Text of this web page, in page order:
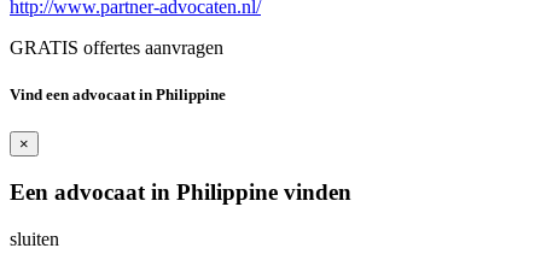
http://www.partner-advocaten.nl/
GRATIS offertes aanvragen
Vind een advocaat in Philippine
×
Een advocaat in Philippine vinden
sluiten